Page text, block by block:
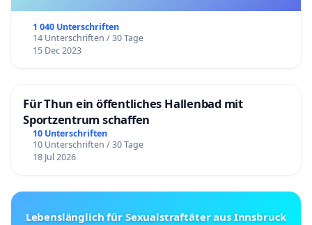
1 040 Unterschriften
14 Unterschriften / 30 Tage
15 Dec 2023
Für Thun ein öffentliches Hallenbad mit
Sportzentrum schaffen
10 Unterschriften
10 Unterschriften / 30 Tage
18 Jul 2026
Lebenslänglich für Sexualstraftäter aus Innsbruck